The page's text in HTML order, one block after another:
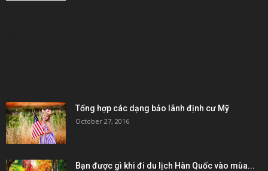
Tổng hợp các dạng bảo lãnh định cư Mỹ
October 27, 2016
Bạn được gì khi đi du lịch Hàn Quốc vào mùa...